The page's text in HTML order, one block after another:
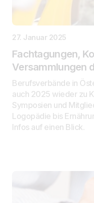
27. Januar 2025
Fachtagungen,
Versammlungen
Berufsverbände in
auch 2025 wieder zu
Symposien und
Logopädie bis
Infos auf einen Blick.